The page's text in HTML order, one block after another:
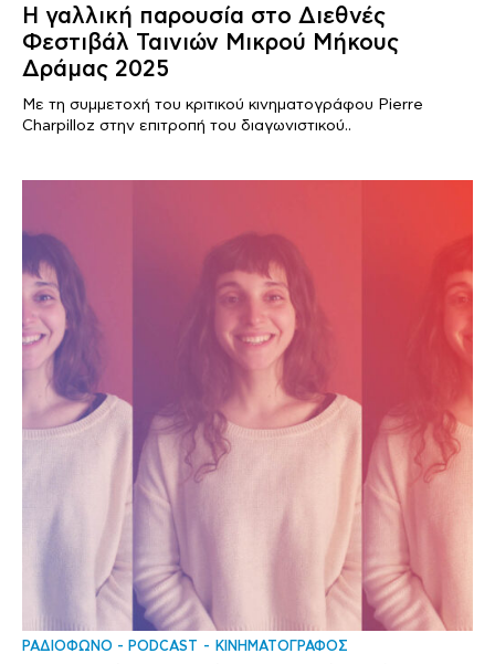
Η γαλλική παρουσία στο Διεθνές
Φεστιβάλ Ταινιών Μικρού Μήκους
Δράμας 2025
Με τη συμμετοχή του κριτικού κινηματογράφου Pierre
Charpilloz στην επιτροπή του διαγωνιστικού..
ΡΑΔΙΟΦΩΝΟ - PODCAST ΚΙΝΗΜΑΤΟΓΡΑΦΟΣ